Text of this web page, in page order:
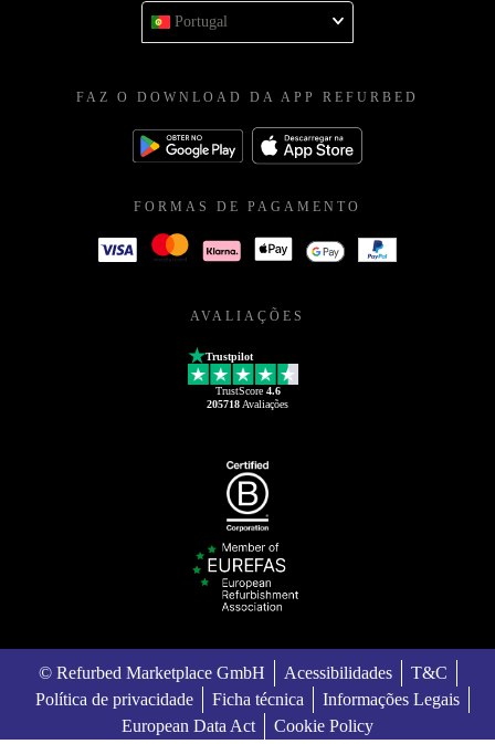
Portugal
FAZ O DOWNLOAD DA APP REFURBED
FORMAS DE PAGAMENTO
AVALIAÇÕES
Trustpilot
TrustScore 4.6
205718 Avaliações
© Refurbed Marketplace GmbH Acessibilidades
T&C
Política de privacidade
Ficha técnica
Informações Legais
European Data Act
Cookie Policy